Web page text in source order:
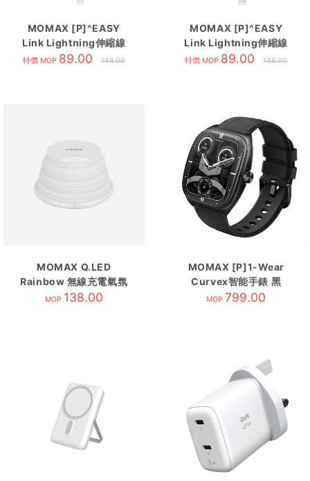
MOMAX [P]^EASY
Link Lightning伸縮線
80cm 藍
特價 MOP 89.00 148.00
MOMAX [P]^EASY
Link Lightning伸縮線
80cm 白
特價 MOP 89.00 148.00
MOMAX Q.LED
Rainbow 無線充電氣氛
燈
MOP 138.00
MOMAX [P]1-Wear
Curvex智能手錶 黑
MOP 799.00